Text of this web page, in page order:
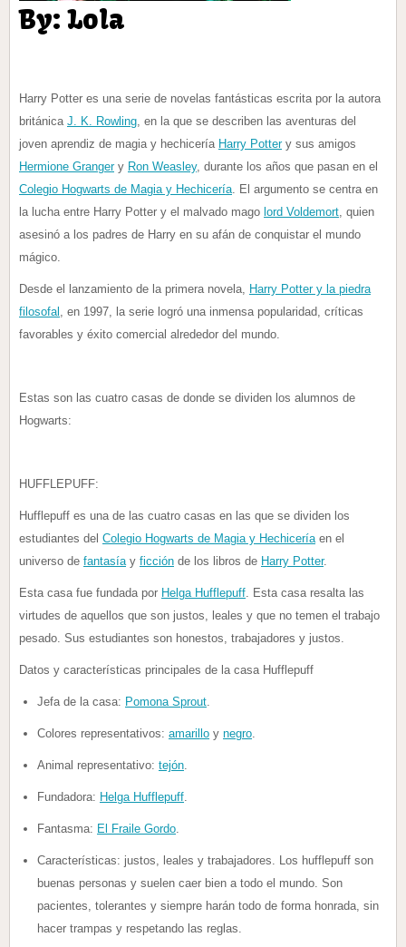
By: Lola
Harry Potter es una serie de novelas fantásticas escrita por la autora
británica J. K. Rowling , en la que se describen las aventuras del
joven aprendiz de magia y hechicería Harry Pottery sus amigos
Hermione Grangery Ron Weasley, durante los años que pasan en el
Colegio Hogwarts de Magia y Hechicería . El argumento se centra en
la lucha entre Harry Potter y el malvado mago lord Voldemort , quien
asesinó a los padres de Harry en su afán de conquistar el mundo
mágico.
Desde el lanzamiento de la primera novela, Harry Potter y la piedra
filosofal , en 1997, la serie logró una inmensa popularidad, críticas
favorables y éxito comercial alrededor del mundo.
Estas son las cuatro casas de donde se dividen los alumnos de
Hogwarts:
HUFFLEPUFF:
Hufflepuff es una de las cuatro casas en las que se dividen los
estudiantes del Colegio Hogwarts de Magia y Hechicería en el
universo de fantasía y ficción de los libros de Harry Potter.
Esta casa fue fundada por Helga Hufflepuff . Esta casa resalta las
virtudes de aquellos que son justos, leales y que no temen el trabajo
pesado. Sus estudiantes son honestos, trabajadores y justos.
Datos y características principales de la casa Hufflepuff
Jefa de la casa: Pomona Sprout
Colores representativos: amarillo y negro
Animal representativo: tejón
Fundadora: Helga Hufflepuff
Fantasma: El Fraile Gordo
Características: justos, leales y trabajadores. Los hufflepuff son
buenas personas y suelen caer bien a todo el mundo. Son
pacientes, tolerantes y siempre harán todo de forma honrada, sin
hacer trampas y respetando las reglas.